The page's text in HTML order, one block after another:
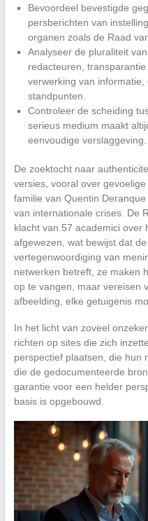
Bevoordeel bevestigde
persberichten van
organen zoals de Raad
Analyseer de pluraliteit
redacteuren,
verwerking van
standpunten.
Controleer de scheiding
serieus medium maakt
eenvoudige verslaggeving.
De zoektocht naar
versies, vooral over
familie van Quentin
van internationale crises. De
klacht van 57 academici over
afgewezen, wat bewijst dat
vertegenwoordiging van
netwerken betreft, ze maken
op te vangen, maar vereisen
afbeelding, elke getuigenis
In het licht van zoveel
richten op sites die zich
perspectief plaatsen, die hun
die de gedocumenteerde
garantie voor een helder
basis is opgebouwd.